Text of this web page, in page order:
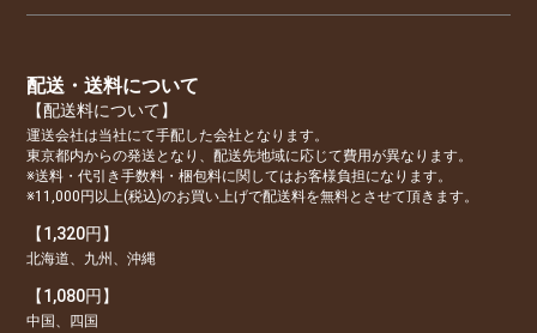
配送・送料について
【配送料について】
運送会社は当社にて手配した会社となります。
東京都内からの発送となり、配送先地域に応じて費用が異なります。
※送料・代引き手数料・梱包料に関してはお客様負担になります。
※11,000円以上(税込)のお買い上げで配送料を無料とさせて頂きます。
【1,320円】
北海道、九州、沖縄
【1,080円】
中国、四国